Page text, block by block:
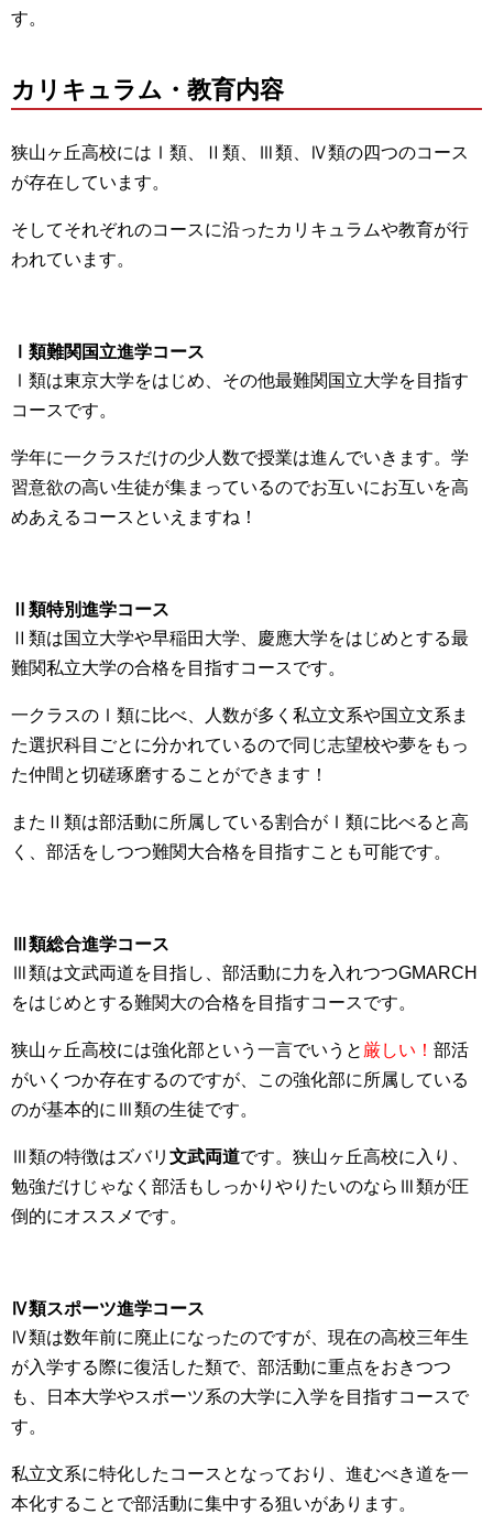
す。
カリキュラム・教育内容
狭山ヶ丘高校にはⅠ類、Ⅱ類、Ⅲ類、Ⅳ類の四つのコース
が存在しています。
そしてそれぞれのコースに沿ったカリキュラムや教育が行
われています。
Ⅰ類難関国立進学コース
Ⅰ類は東京大学をはじめ、その他最難関国立大学を目指す
コースです。
学年に一クラスだけの少人数で授業は進んでいきます。学
習意欲の高い生徒が集まっているのでお互いにお互いを高
めあえるコースといえますね！
Ⅱ類特別進学コース
Ⅱ類は国立大学や早稲田大学、慶應大学をはじめとする最
難関私立大学の合格を目指すコースです。
一クラスのⅠ類に比べ、人数が多く私立文系や国立文系ま
た選択科目ごとに分かれているので同じ志望校や夢をもっ
た仲間と切磋琢磨することができます！
またⅡ類は部活動に所属している割合がⅠ類に比べると高
く、部活をしつつ難関大合格を目指すことも可能です。
Ⅲ類総合進学コース
Ⅲ類は文武両道を目指し、部活動に力を入れつつGMARCH
をはじめとする難関大の合格を目指すコースです。
狭山ヶ丘高校には強化部という一言でいうと 厳しい！ 部活
がいくつか存在するのですが、この強化部に所属している
のが基本的にⅢ類の生徒です。
Ⅲ類の特徴はズバリ 文武両道です。狭山ヶ丘高校に入り、
勉強だけじゃなく部活もしっかりやりたいのならⅢ類が圧
倒的にオススメです。
Ⅳ類スポーツ進学コース
Ⅳ類は数年前に廃止になったのですが、現在の高校三年生
が入学する際に復活した類で、部活動に重点をおきつつ
も、日本大学やスポーツ系の大学に入学を目指すコースで
す。
私立文系に特化したコースとなっており、進むべき道を一
本化することで部活動に集中する狙いがあります。